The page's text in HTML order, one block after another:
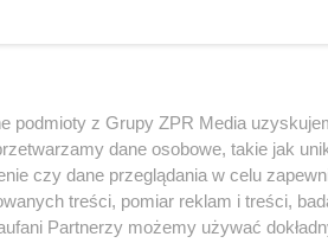
podmioty z Grupy ZPR Media
dane osobowe, takie jak
czy dane przeglądania w celu
treści, pomiar reklam i treści,
Partnerzy możemy używać